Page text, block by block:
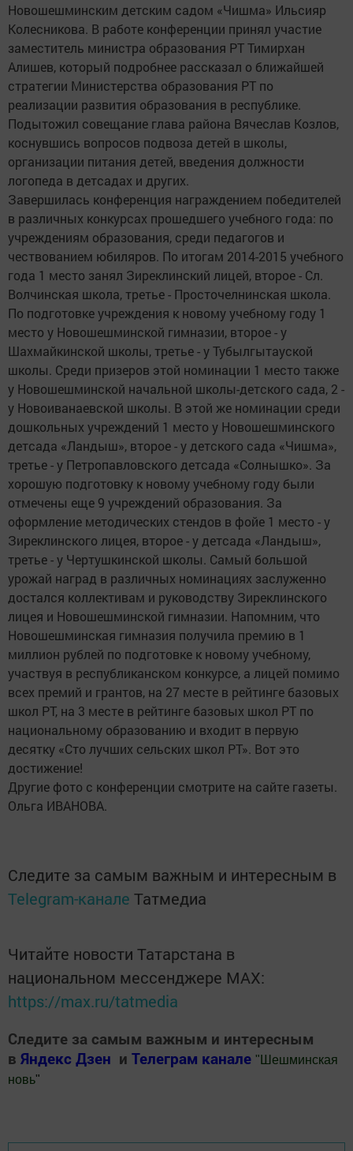
Новошешминским детским садом «Чишма» Ильсияр
Колесникова. В работе конференции принял участие
заместитель министра образования РТ Тимирхан
Алишев, который подробнее рассказал о ближайшей
стратегии Министерства образования РТ по
реализации развития образования в республике.
Подытожил совещание глава района Вячеслав Козлов,
коснувшись вопросов подвоза детей в школы,
организации питания детей, введения должности
логопеда в детсадах и других.
Завершилась конференция награждением победителей
в различных конкурсах прошедшего учебного года: по
учреждениям образования, среди педагогов и
чествованием юбиляров. По итогам 2014-2015 учебного
года 1 место занял Зиреклинский лицей, второе - Сл.
Волчинская школа, третье - Просточелнинская школа.
По подготовке учреждения к новому учебному году 1
место у Новошешминской гимназии, второе - у
Шахмайкинской школы, третье - у Тубылгытауской
школы. Среди призеров этой номинации 1 место также
у Новошешминской начальной школы-детского сада, 2 -
у Новоиванаевской школы. В этой же номинации среди
дошкольных учреждений 1 место у Новошешминского
детсада «Ландыш», второе - у детского сада «Чишма»,
третье - у Петропавловского детсада «Солнышко». За
хорошую подготовку к новому учебному году были
отмечены еще 9 учреждений образования. За
оформление методических стендов в фойе 1 место - у
Зиреклинского лицея, второе - у детсада «Ландыш»,
третье - у Чертушкинской школы. Самый большой
урожай наград в различных номинациях заслуженно
достался коллективам и руководству Зиреклинского
лицея и Новошешминской гимназии. Напомним, что
Новошешминская гимназия получила премию в 1
миллион рублей по подготовке к новому учебному,
участвуя в республиканском конкурсе, а лицей помимо
всех премий и грантов, на 27 месте в рейтинге базовых
школ РТ, на 3 месте в рейтинге базовых школ РТ по
национальному образованию и входит в первую
десятку «Сто лучших сельских школ РТ». Вот это
достижение!
Другие фото с конференции смотрите на сайте газеты.
Ольга ИВАНОВА.
Следите за самым важным и интересным в
Telegram-канале Татмедиа
Читайте новости Татарстана в
национальном мессенджере MАХ:
https://max.ru/tatmedia
Следите за самым важным и интересным
в Яндекс Дзен и Телеграм канале " Шешминская
новь"